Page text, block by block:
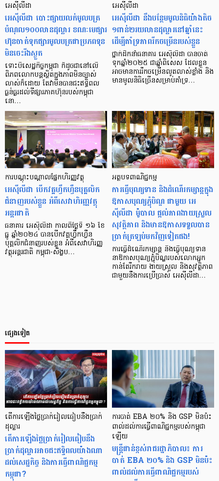
អេស៊ីលីដា
អេស៊ីលីដា បោះផ្សាយលក់មូលបត្រ
បំណុល១០០លានដុល្លារ ខណៈមេផ្សារ
ហ៊ុនចាត់ទុកផ្សារមូលបត្រជាប្រភពទុន
មិនចេះរីងស្ងួត
ទោះបីសេដ្ឋកិច្ចកម្ពុជា ក៏ដូចជានៅលើ
ពិភពលោកបន្តស្ថិតក្នុងភាពមិនច្បាស់
លាស់ក៏ដោយ តែវាមិនបានជះឥទ្ធិពល
ធ្ងន់ធ្ងរដល់ទីផ្សារភាគហ៊ុនរបស់កម្ពុជា
នោ…
អេស៊ីលីដា
អេស៊ីលីដា នឹងបន្ថែមមូលនិធិយ៉ាងតិច
១ពាន់២រយលានដុល្លារនៅឆ្នាំនេះ
ដើម្បីគាំទ្រភាពរីកចម្រើនរបស់ខ្លួន
ថ្នាក់ដឹកនាំធនាគារ អេស៊ីលីដា បានចាត់
ទុកឆ្នាំ២០២៥ ជាឆ្នាំពិសេស ដែលខ្លួន
អាចមានការរីកចម្រើនលូតលាស់ខ្លាំង និង
មានមូលនិធិច្រើនសម្រាប់គាំទ្រ…
ការបណ្ដុះបណ្ដាលផ្នែកហិរញ្ញវត្ថុ
អេស៊ីលីដា បើកវគ្គហ្វឹកហ្វឺនបុគ្គលិក
ជំនាញរបស់ខ្លួន អំពីសេវាហិរញ្ញវត្ថុ
អន្តរជាតិ
ធនាគារ អេស៊ីលីដា កាលពីថ្ងៃទី ១៦ ខែ
ធ្នូ ឆ្នាំ២០២៤ បានបើកវគ្គហ្វឹកហ្វឺន
បុគ្គលិកជំនាញរបស់ខ្លួន អំពីសេវាហិរញ្ញ
វត្ថុអន្តរជាតិ កម្ពុជា-សិង្ហប…
អត្ថបទពាណិជ្ជកម្ម
ការធ្វើបុណ្យទាន និងដំណើរកម្សាន្ដក្នុង
ឱកាសបុណ្យភ្ជុំបិណ្ឌ ជាមួយ អេ
ស៊ីលីដា ម៉ូបាល ផ្ដល់ភាពងាយស្រួល
សុវត្ថិភាព និងមានឱកាសទទួលបាន
ប្រាក់ត្រឡប់មកវិញទៀតផង!
ការធ្វើដំណើរកម្សាន្ដ និងធ្វើបុណ្យទាន
នាឱកាសបុណ្យភ្ជុំបិណ្ឌរបស់លោកអ្នក
កាន់តែរីករាយ ងាយស្រួល និងសុវត្ថិភាព
ជាមួយនឹងការប្រើប្រាស់ អេស៊ីលីដា…
ផ្សេងទៀត
តើការឡើងថ្លៃប្រាក់រៀលធៀបនឹងប្រាក់
ដុល្លារ
តើការឡើងថ្លៃប្រាក់រៀលធៀបនឹង
ប្រាក់ដុល្លារអាចជះឥទ្ធិពលយ៉ាងណា
ដល់សេដ្ឋកិច្ច និងការធ្វើពាណិជ្ជកម្ម
កម្ពុជា?
ការបាត់ EBA ២០% និង GSP មិនប៉ះ
ពាល់ដល់ការធ្វើពាណិជ្ជកម្មរបស់កម្ពុជា
ឡើយ
មន្ត្រីជាន់ខ្ពស់រាជរដ្ឋាភិបាល៖ ការ
បាត់ EBA ២០% និង GSP មិនប៉ះ
ពាល់ដល់ការធ្វើពាណិជ្ជកម្មរបស់